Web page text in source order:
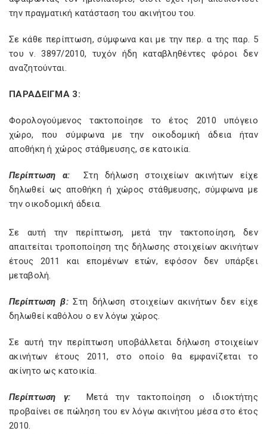
την πραγματική κατάσταση του ακινήτου του.
Σε κάθε περίπτωση, σύμφωνα και με την περ. α της παρ. 5
του ν. 3897/2010, τυχόν ήδη καταβληθέντες φόροι δεν
αναζητούνται.
ΠΑΡΑΔΕΙΓΜΑ 3:
Φορολογούμενος τακτοποίησε το έτος 2010 υπόγειο
χώρο, που σύμφωνα με την οικοδομική άδεια ήταν
αποθήκη ή χώρος στάθμευσης, σε κατοικία.
Περίπτωση α: Στη δήλωση στοιχείων ακινήτων είχε
δηλωθεί ως αποθήκη ή χώρος στάθμευσης, σύμφωνα με
την οικοδομική άδεια.
Σε αυτή την περίπτωση, μετά την τακτοποίηση, δεν
απαιτείται τροποποίηση της δήλωσης στοιχείων ακινήτων
έτους 2011 και επομένων ετών, εφόσον δεν υπάρξει
μεταβολή.
Περίπτωση β:Στη δήλωση στοιχείων ακινήτων δεν είχε
δηλωθεί καθόλου ο εν λόγω χώρος.
Σε αυτή την περίπτωση υποβάλλεται δήλωση στοιχείων
ακινήτων έτους 2011, στο οποίο θα εμφανίζεται το
ακίνητο ως κατοικία.
Περίπτωση γ: Μετά την τακτοποίηση ο ιδιοκτήτης
προβαίνει σε πώληση του εν λόγω ακινήτου μέσα στο έτος
2010.